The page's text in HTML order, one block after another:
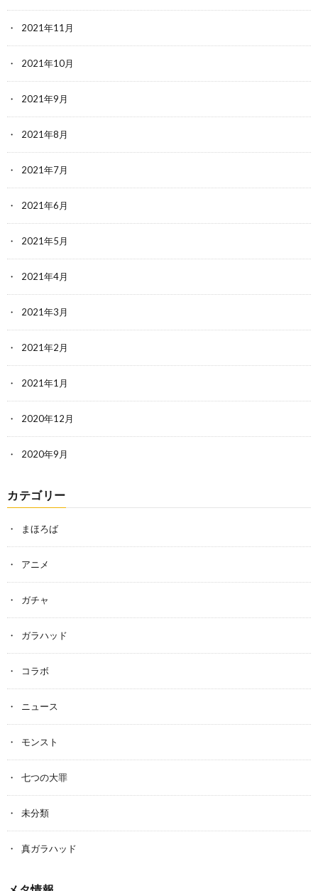
2021年11月
2021年10月
2021年9月
2021年8月
2021年7月
2021年6月
2021年5月
2021年4月
2021年3月
2021年2月
2021年1月
2020年12月
2020年9月
カテゴリー
まほろば
アニメ
ガチャ
ガラハッド
コラボ
ニュース
モンスト
七つの大罪
未分類
真ガラハッド